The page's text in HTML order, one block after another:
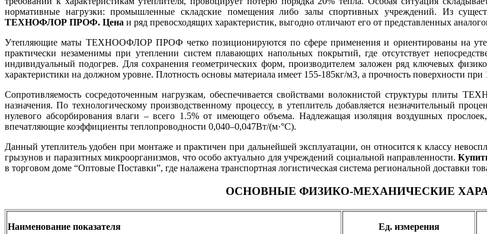
нормативные нагрузки: промышленные складские помещения либо залы спортивных учреждений. Из
ТЕХНОФЛОР ПРОФ. Цена и ряд превосходящих характеристик, выгодно отличают его от представленных
Утепляющие маты ТЕХНООФЛОР ПРОФ четко позиционируются по сфере применения и ориентированы на
практически незаменимы при утеплении систем плавающих напольных покрытий, где отсутствует
индивидуальный подогрев. Для сохранения геометрических форм, производителем заложен ряд ключевых
характеристики на должном уровне. Плотность основы материала имеет 155-185кг/м3, а прочность поверхности
Сопротивляемость сосредоточенным нагрузкам, обеспечивается свойствами волокнистой структуры
назначения. По технологическому производственному процессу, в утеплитель добавляется незначительный
нулевого абсорбирования влаги – всего 1.5% от имеющего объема. Надлежащая изоляция воздушных
впечатляющие коэффициенты теплопроводности 0,040–0,047Вт/(м·°C).
Данный утеплитель удобен при монтаже и практичен при дальнейшей эксплуатации, он относится к классу
грызунов и паразитных микроорганизмов, что особо актуально для учреждений социальной направленности.
в торговом доме “Оптовые Поставки”, где налажена транспортная логистическая система региональной доставки
ОСНОВНЫЕ ФИЗИКО-МЕХАНИЧЕСКИЕ
Наименование показателя Ед. измерения